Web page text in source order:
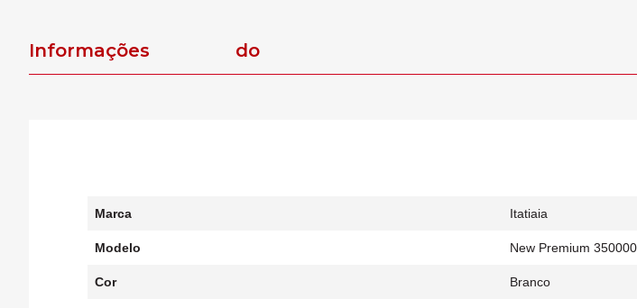
Informações do
Marca Itatiaia
Modelo New Premium
Cor Branco